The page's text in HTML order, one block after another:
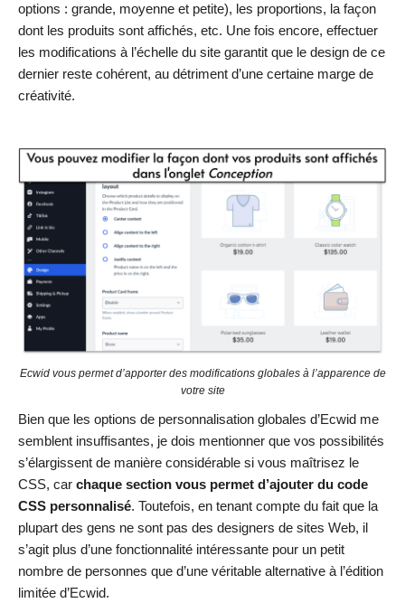
options : grande, moyenne et petite), les proportions, la façon
dont les produits sont affichés, etc. Une fois encore, effectuer
les modifications à l’échelle du site garantit que le design de ce
dernier reste cohérent, au détriment d’une certaine marge de
créativité.
Ecwid vous permet d’apporter des modifications globales à l’apparence de
votre site
Bien que les options de personnalisation globales d’Ecwid me
semblent insuffisantes, je dois mentionner que vos possibilités
s’élargissent de manière considérable si vous maîtrisez le
CSS, car chaque section vous permet d’ajouter du code
CSS personnalisé. Toutefois, en tenant compte du fait que la
plupart des gens ne sont pas des designers de sites Web, il
s’agit plus d’une fonctionnalité intéressante pour un petit
nombre de personnes que d’une véritable alternative à l’édition
limitée d’Ecwid.